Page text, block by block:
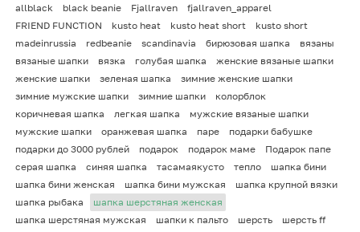
allblack black beanie Fjallraven
fjallraven_apparel
FRIEND FUNCTION
kusto heat kusto heat short
kusto short
madeinrussia
redbeanie scandinavia бирюзовая шапка
вязаны
вязаные шапки
вязка голубая шапка
женские вязаные шапки
женские шапки
зеленая шапка
зимние женские шапки
зимние мужские шапки
зимние шапки
колорблок
коричневая шапка
легкая шапка
мужские вязаные шапки
мужские шапки
оранжевая шапка паре
подарки бабушке
подарки до 3000 рублей
подарок подарок маме
Подарок папе
серая шапка
синяя шапка тасамаякусто тепло
шапка бини
шапка бини женская
шапка бини мужская
шапка крупной вязки
шапка рыбака
шапка шерстяная женская
шапка шерстяная мужская
шапки к пальто шерсть
шерсть ff